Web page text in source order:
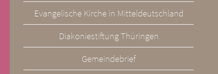
Evangelische Kirche in Mitteldeutschland
Diakoniestiftung Thüringen
Gemeindebrief